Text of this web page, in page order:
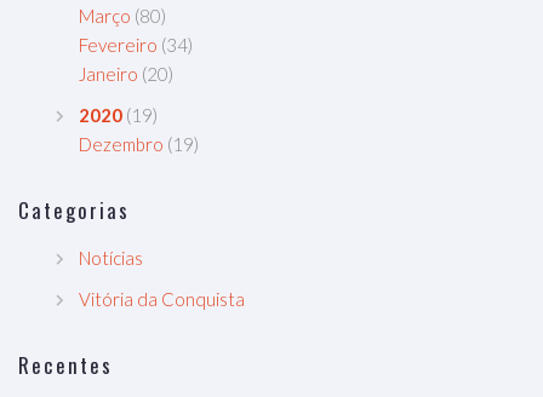
Março (80)
Fevereiro (34)
Janeiro (20)
2020 (19)
Dezembro (19)
Categorias
Notícias
Vitória da Conquista
Recentes